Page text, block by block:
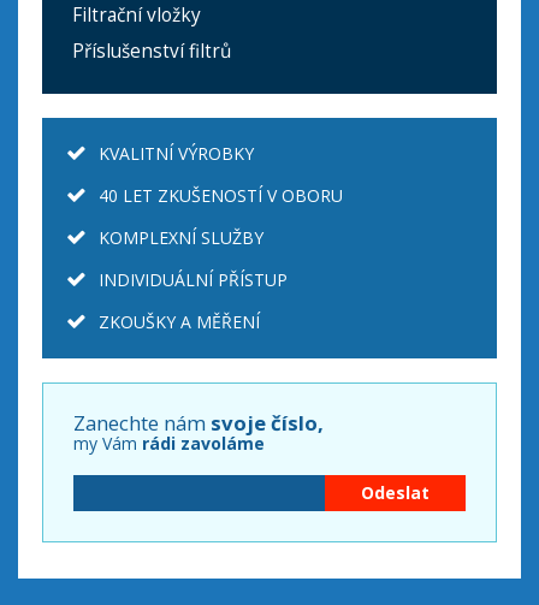
Filtrační vložky
Příslušenství filtrů
KVALITNÍ VÝROBKY
40 LET ZKUŠENOSTÍ V OBORU
KOMPLEXNÍ SLUŽBY
INDIVIDUÁLNÍ PŘÍSTUP
ZKOUŠKY A MĚŘENÍ
Zanechte nám svoje číslo,
my Vám rádi zavoláme